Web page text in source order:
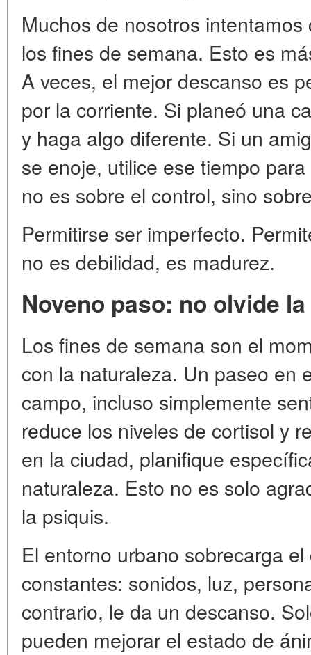
Muchos de nosotros
los fines de semana. Esto es
A veces, el mejor descanso es
por la corriente. Si planeó una
y haga algo diferente. Si un
se enoje, utilice ese tiempo
no es sobre el control, sino
Permitirse ser imperfecto.
no es debilidad, es madurez.
Noveno paso: no olvide
Los fines de semana son el
con la naturaleza. Un paseo en
campo, incluso simplemente
reduce los niveles de cortisol y
en la ciudad, planifique
naturaleza. Esto no es solo
la psiquis.
El entorno urbano sobrecarga
constantes: sonidos, luz,
contrario, le da un descanso.
pueden mejorar el estado de